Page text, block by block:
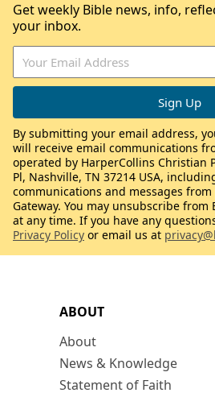
ABOUT
About
News & Knowledge
Statement of Faith
Get weekly Bible news, info,
your inbox.
By submitting your email address,
will receive email communications
operated by HarperCollins Christian
Pl, Nashville, TN 37214 USA,
communications and messages
Gateway. You may unsubscribe from
at any time. If you have any
Privacy Policy or email us at